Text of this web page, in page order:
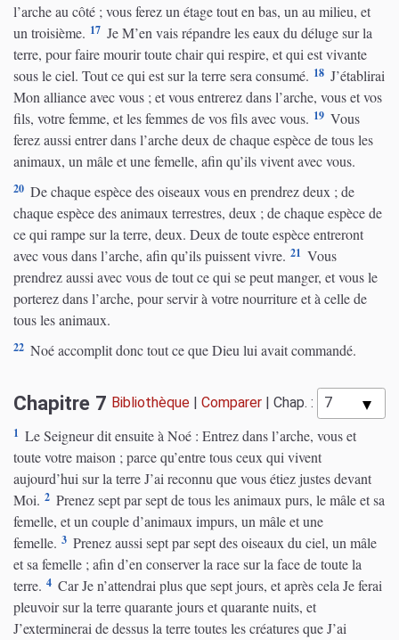
l’arche au côté ; vous ferez un étage tout en bas, un au milieu, et
un troisième. 17 Je M’en vais répandre les eaux du déluge sur la
terre, pour faire mourir toute chair qui respire, et qui est vivante
sous le ciel. Tout ce qui est sur la terre sera consumé. 18 J’établirai
Mon alliance avec vous ; et vous entrerez dans l’arche, vous et vos
fils, votre femme, et les femmes de vos fils avec vous. 19 Vous
ferez aussi entrer dans l’arche deux de chaque espèce de tous les
animaux, un mâle et une femelle, afin qu’ils vivent avec vous.
20 De chaque espèce des oiseaux vous en prendrez deux ; de
chaque espèce des animaux terrestres, deux ; de chaque espèce de
ce qui rampe sur la terre, deux. Deux de toute espèce entreront
avec vous dans l’arche, afin qu’ils puissent vivre. 21 Vous
prendrez aussi avec vous de tout ce qui se peut manger, et vous le
porterez dans l’arche, pour servir à votre nourriture et à celle de
tous les animaux.
22 Noé accomplit donc tout ce que Dieu lui avait commandé.
Chapitre 7 Bibliothèque | Comparer | Chap. :
1 Le Seigneur dit ensuite à Noé : Entrez dans l’arche, vous et
toute votre maison ; parce qu’entre tous ceux qui vivent
aujourd’hui sur la terre J’ai reconnu que vous étiez justes devant
Moi. 2 Prenez sept par sept de tous les animaux purs, le mâle et sa
femelle, et un couple d’animaux impurs, un mâle et une
femelle. 3 Prenez aussi sept par sept des oiseaux du ciel, un mâle
et sa femelle ; afin d’en conserver la race sur la face de toute la
terre. 4 Car Je n’attendrai plus que sept jours, et après cela Je ferai
pleuvoir sur la terre quarante jours et quarante nuits, et
J’exterminerai de dessus la terre toutes les créatures que J’ai